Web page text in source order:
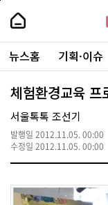
본
로
가
내
손
안
에
서
울
-
서
울
시
대
표
소
포
털
주
요
서
뉴스홈 기획·이슈
체험환경교육 프
서울톡톡 조선기
발행일 2012.11.05. 00:00
수정일 2012.11.05. 00:00
페
상
단
로